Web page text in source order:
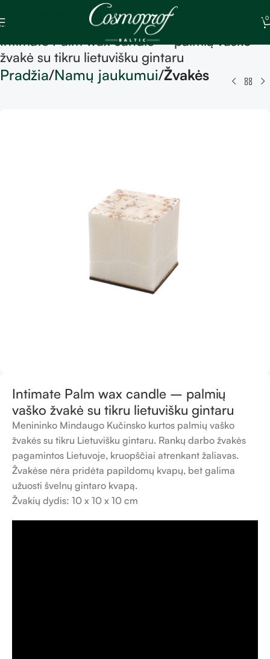
Skip to main content
0
Intimate Palm wax candle – palmių vaško
žvakė su tikru lietuvišku gintaru
Pradžia Namų jaukumui Žvakės
Intimate Palm wax candle – palmių
vaško žvakė su tikru lietuvišku gintaru
Menininko Mindaugo Kučinsko kurtos palmių vaško
žvakės su tikru Lietuvišku gintaru. Rankų darbo žvakės
pagamintos Lietuvoje, kruopščiai atrenkant žaliavas.
Žvakėse nėra pridėta papildomų kvapų, bet galima
užuosti švelnų gintaro kvapą.
Žvakių dydis: 10 x 10 x 10 cm